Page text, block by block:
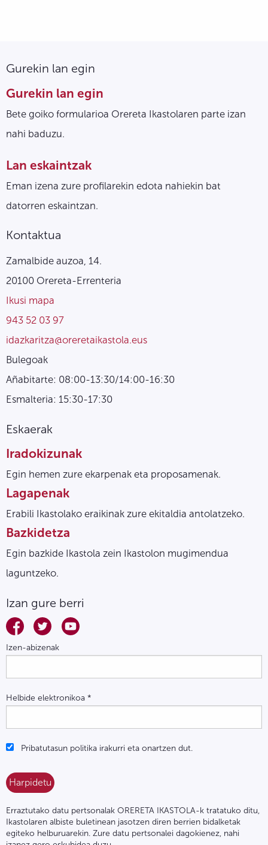
Gurekin lan egin
Gurekin lan egin
Bete goiko formularioa Orereta Ikastolaren parte izan
nahi baduzu.
Lan eskaintzak
Eman izena zure profilarekin edota nahiekin bat
datorren eskaintzan.
Kontaktua
Zamalbide auzoa, 14.
20100 Orereta-Errenteria
Ikusi mapa
943 52 03 97
idazkaritza@oreretaikastola.eus
Bulegoak
Añabitarte: 08:00-13:30/14:00-16:30
Esmalteria: 15:30-17:30
Eskaerak
Iradokizunak
Egin hemen zure ekarpenak eta proposamenak.
Lagapenak
Erabili Ikastolako eraikinak zure ekitaldia antolatzeko.
Bazkidetza
Egin bazkide Ikastola zein Ikastolon mugimendua
laguntzeko.
Izan gure berri
Izen-abizenak
Helbide elektronikoa *
Pribatutasun politika irakurri eta onartzen dut.
Erraztutako datu pertsonalak ORERETA IKASTOLA-k tratatuko ditu,
Ikastolaren albiste buletinean jasotzen diren berrien bidalketak
egiteko helburuarekin. Zure datu pertsonalei dagokienez, nahi